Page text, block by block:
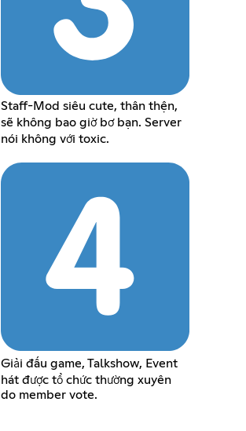
Staff-Mod siêu cute, thân thện,
sẽ không bao giờ bơ bạn. Server
nói không với toxic.
Giải đấu game, Talkshow, Event
hát được tổ chức thường xuyên
do member vote.